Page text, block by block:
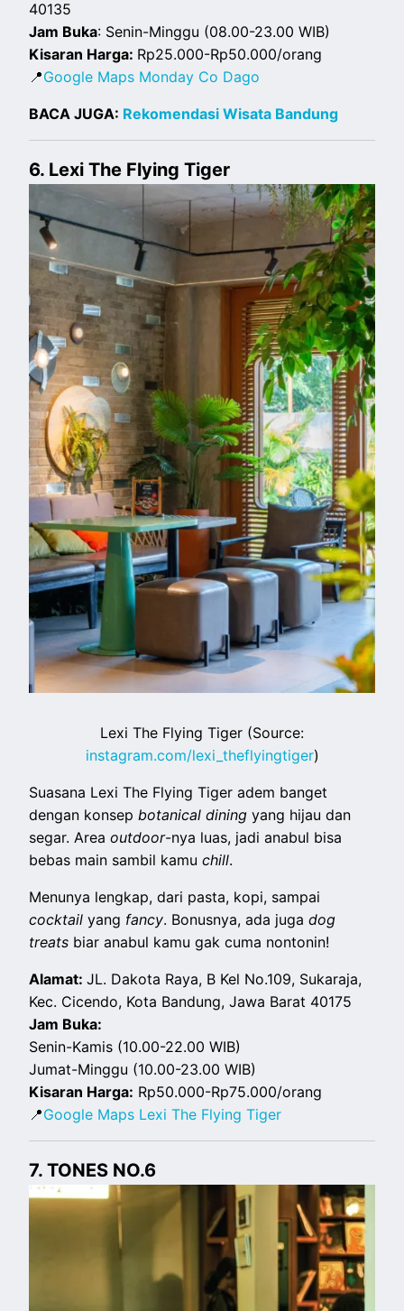
40135
Jam Buka: Senin-Minggu (08.00-23.00 WIB)
Kisaran Harga: Rp25.000-Rp50.000/orang
📍Google Maps Monday Co Dago
BACA JUGA: Rekomendasi Wisata Bandung
6. Lexi The Flying Tiger
Lexi The Flying Tiger (Source:
instagram.com/lexi_theflyingtiger)
Suasana Lexi The Flying Tiger adem banget
dengan konsepbotanical diningyang hijau dan
segar. Areaoutdoor-nya luas, jadi anabul bisa
bebas main sambil kamuchill.
Menunya lengkap, dari pasta, kopi, sampai
cocktailyang fancy. Bonusnya, ada jugadog
treats biar anabul kamu gak cuma nontonin!
Alamat:JL. Dakota Raya, B Kel No.109, Sukaraja,
Kec. Cicendo, Kota Bandung, Jawa Barat 40175
Jam Buka:
Senin-Kamis (10.00-22.00 WIB)
Jumat-Minggu (10.00-23.00 WIB)
Kisaran Harga: Rp50.000-Rp75.000/orang
📍Google Maps Lexi The Flying Tiger
7. TONES NO.6